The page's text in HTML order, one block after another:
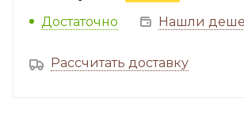
Достаточно Нашли
Рассчитать доставку